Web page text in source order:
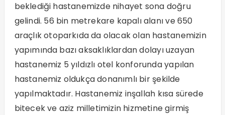
beklediği hastanemizde nihayet sona doğru
gelindi. 56 bin metrekare kapalı alanı ve 650
araçlık otoparkıda da olacak olan hastanemizin
yapımında bazı aksaklıklardan dolayı uzayan
hastanemiz 5 yıldızlı otel konforunda yapılan
hastanemiz oldukça donanımlı bir şekilde
yapılmaktadır. Hastanemiz inşallah kısa sürede
bitecek ve aziz milletimizin hizmetine girmiş